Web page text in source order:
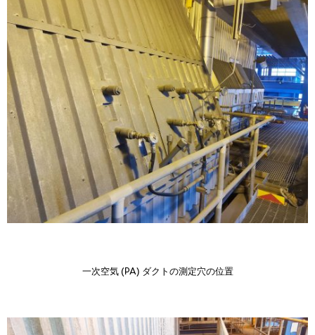
一次空気 (PA) ダクトの測定穴の位置